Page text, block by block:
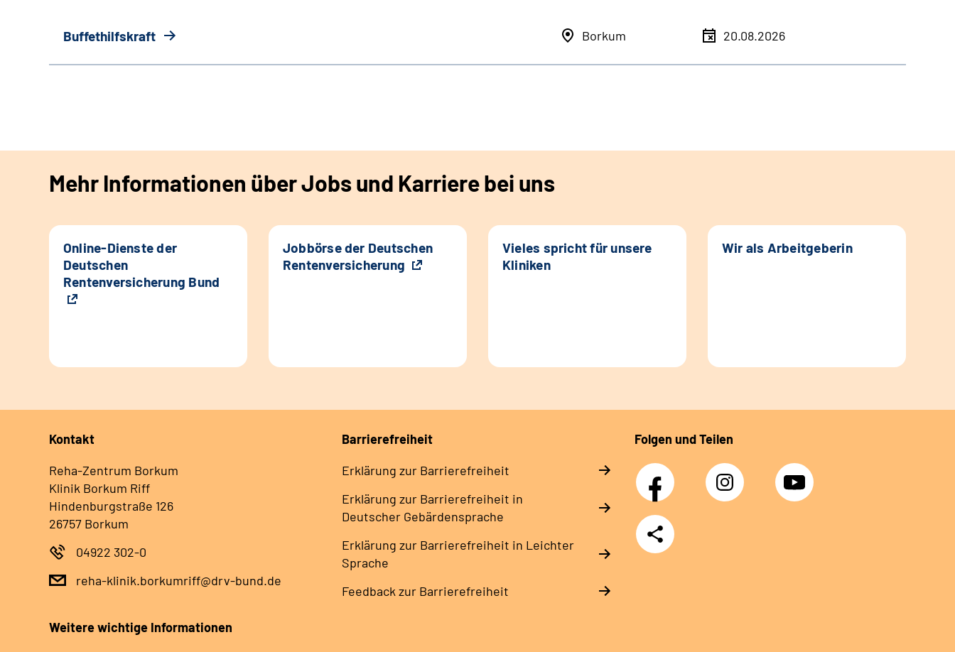
Buffethilfskraft Borkum 20.08.2026
Mehr Informationen über Jobs und Karriere bei uns
Online-Dienste der
Deutschen
Rentenversicherung Bund
Jobbörse der Deutschen
Rentenversicherung
Vieles spricht für unsere
Kliniken
Wir als Arbeitgeberin
Kontakt
Reha-Zentrum Borkum
Klinik Borkum Riff
Hindenburgstraße 126
26757 Borkum
04922 302-0
reha-klinik.borkumriff@drv-bund.de
Barrierefreiheit
Erklärung zur Barrierefreiheit
Erklärung zur Barrierefreiheit in
Deutscher Gebärdensprache
Erklärung zur Barrierefreiheit in Leichter
Sprache
Feedback zur Barrierefreiheit
Folgen und Teilen
Facebook Instagram YouTube
Teilen
Weitere wichtige Informationen